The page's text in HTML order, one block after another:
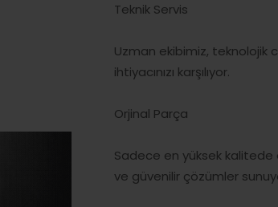
Teknik Servis
Uzman ekibimiz, teknolojik
ihtiyacınızı karşılıyor.
Orjinal Parça
Sadece en yüksek kalitede
ve güvenilir çözümler